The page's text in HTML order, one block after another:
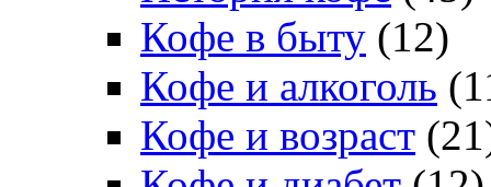
Кофе в быту (12)
Кофе и алкоголь
Кофе и возраст